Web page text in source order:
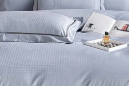
Sillas
Duvet
Botas
Dko